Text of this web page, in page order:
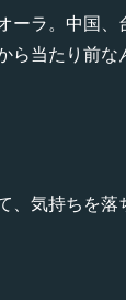
ーラ。中国
ら当たり前
、気持ちを